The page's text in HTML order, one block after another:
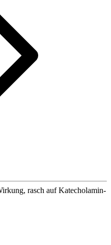
rasch auf Katecholamin-